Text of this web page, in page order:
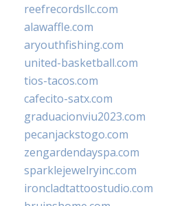
reefrecordsllc.com
alawaffle.com
aryouthfishing.com
united-basketball.com
tios-tacos.com
cafecito-satx.com
graduacionviu2023.com
pecanjackstogo.com
zengardendayspa.com
sparklejewelryinc.com
ironcladtattoostudio.com